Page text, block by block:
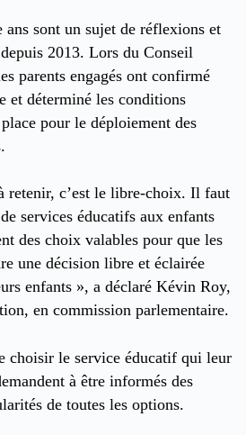
ans sont un sujet de réflexions et
2013. Lors du Conseil
parents engagés ont confirmé
et déterminé les conditions
pour le déploiement des
retenir, c’est le libre-choix. Il faut
services éducatifs aux enfants
des choix valables pour que les
une décision libre et éclairée
enfants », a déclaré Kévin Roy,
en commission parlementaire.
choisir le service éducatif qui leur
à être informés des
de toutes les options.